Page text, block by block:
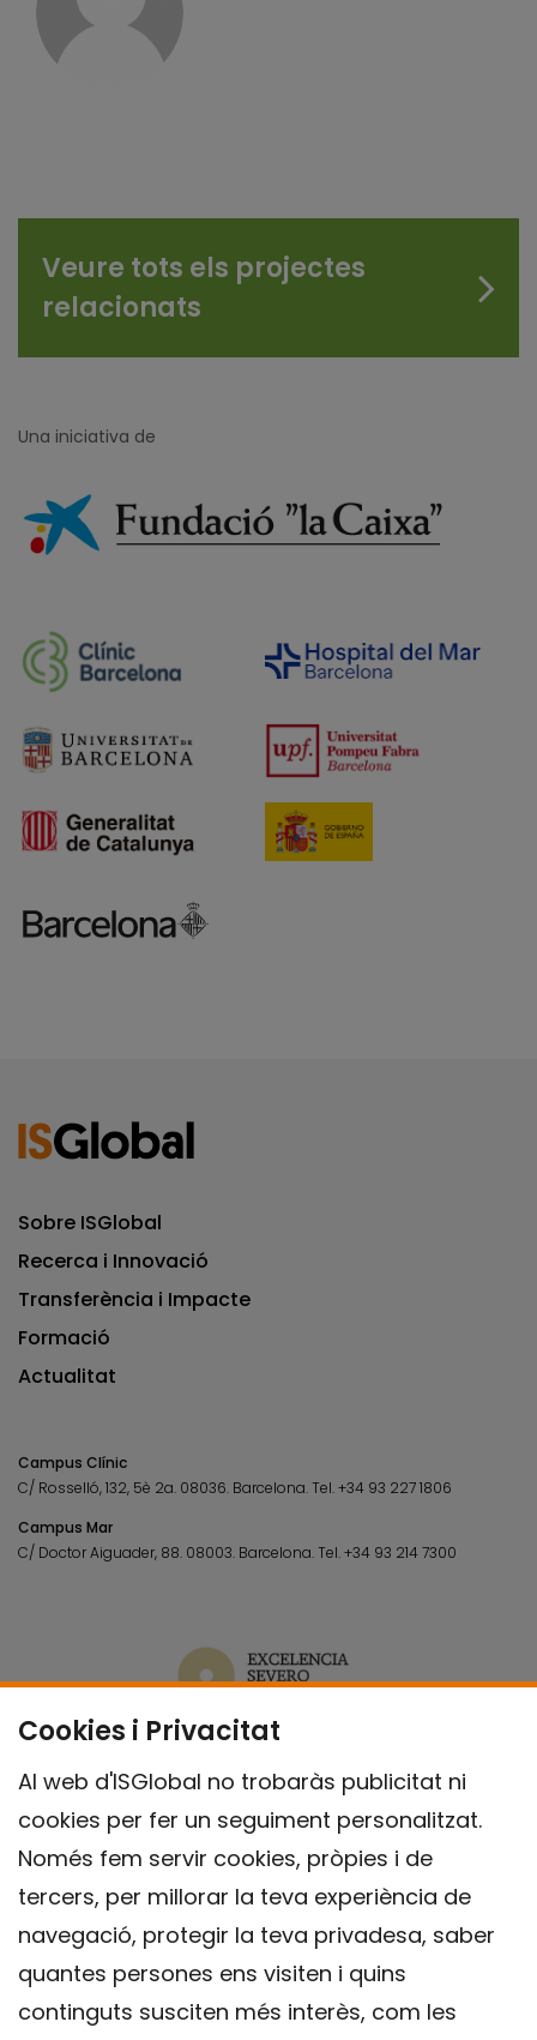
Veure tots els projectes
relacionats
Cookies i Privacitat
Al web d'ISGlobal no trobaràs publicitat ni
cookies per fer un seguiment personalitzat.
Només fem servir cookies, pròpies i de
tercers, per millorar la teva experiència de
navegació, protegir la teva privadesa, saber
quantes persones ens visiten i quins
continguts susciten més interès, com les
Una iniciativa de
Sobre ISGlobal
Recerca i Innovació
Transferència i Impacte
Formació
Actualitat
Campus Clínic
C/ Rosselló, 132, 5è 2a. 08036. Barcelona.Tel.+34 93 227 1806
Campus Mar
C/ Doctor Aiguader, 88. 08003. Barcelona.Tel.+34 93 214 7300